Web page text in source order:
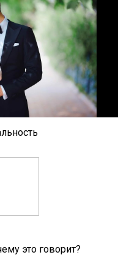
это говорит?